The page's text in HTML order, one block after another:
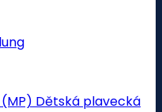
Dětská plavecká